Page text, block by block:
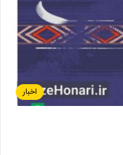
اخبار